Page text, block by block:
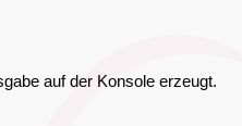
auf der Konsole erzeugt.